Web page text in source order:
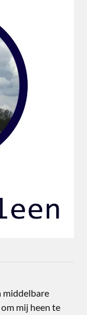
middelbare
mij heen te